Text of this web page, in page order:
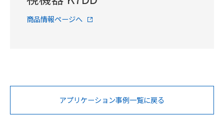
商品情報ページへ
アプリケーション事例一覧に戻る